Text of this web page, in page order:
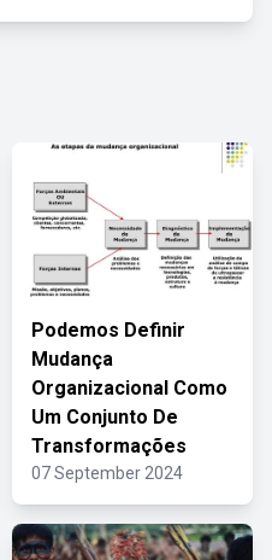
Podemos Definir
Mudança
Organizacional Como
Um Conjunto De
Transformações
07 September 2024